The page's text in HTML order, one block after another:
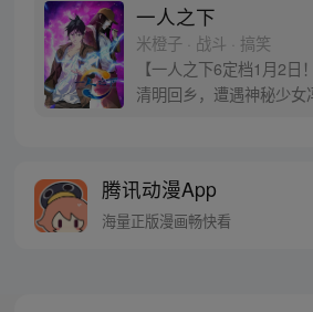
一人之下
米橙子 · 战斗 · 搞笑
【一人之下6定档1月2日
清明回乡，遭遇神秘少女
密，张楚岚的生活被彻底
同踏上“异人”之旅。
腾讯动漫App
海量正版漫画畅快看